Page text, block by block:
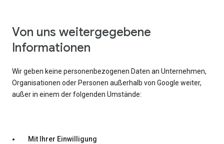
Von uns weitergegebene
Informationen
Wir geben keine personenbezogenen Daten an Unternehmen,
Organisationen oder Personen außerhalb von Google weiter,
außer in einem der folgenden Umstände:
Mit Ihrer Einwilligung